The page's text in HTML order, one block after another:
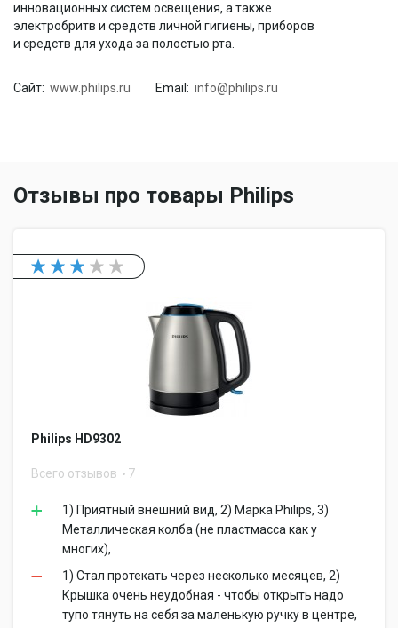
инновационных систем освещения, а также
электробритв и средств личной гигиены, приборов
и средств для ухода за полостью рта.
Сайт: www.philips.ru Email: info@philips.ru
Отзывы про товары Philips
Philips HD9302
Всего отзывов 7
1) Приятный внешний вид, 2) Марка Philips, 3)
Металлическая колба (не пластмасса как у
многих),
1) Стал протекать через несколько месяцев, 2)
Крышка очень неудобная - чтобы открыть надо
тупо тянуть на себя за маленькую ручку в центре,